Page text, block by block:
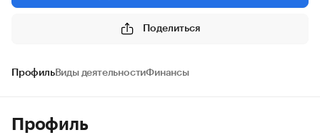
Поделиться
ПрофильВиды деятельностиФинансы
Профиль